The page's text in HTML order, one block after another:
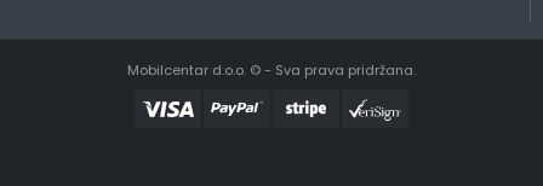
Mobilcentar d.o.o. © - Sva prava pridržana.